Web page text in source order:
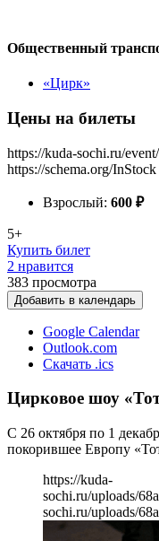
Общественный
«Цирк»
Цены на билеты
https://kuda-sochi.ru/
https://schema.org/InStock
Взрослый: 600 ₽
5+
Купить билет
2 нравится
383 просмотра
Добавить в календарь
Google Calendar
Outlook.com
Скачать .ics
Цирковое шоу
С 26 октября по 1
покорившее Европу
https://kuda-
sochi.ru/uploads/
sochi.ru/uploads/